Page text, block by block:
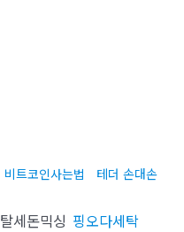
비트코인사는법 테더 손대손
탈세돈믹싱 핑오다세탁